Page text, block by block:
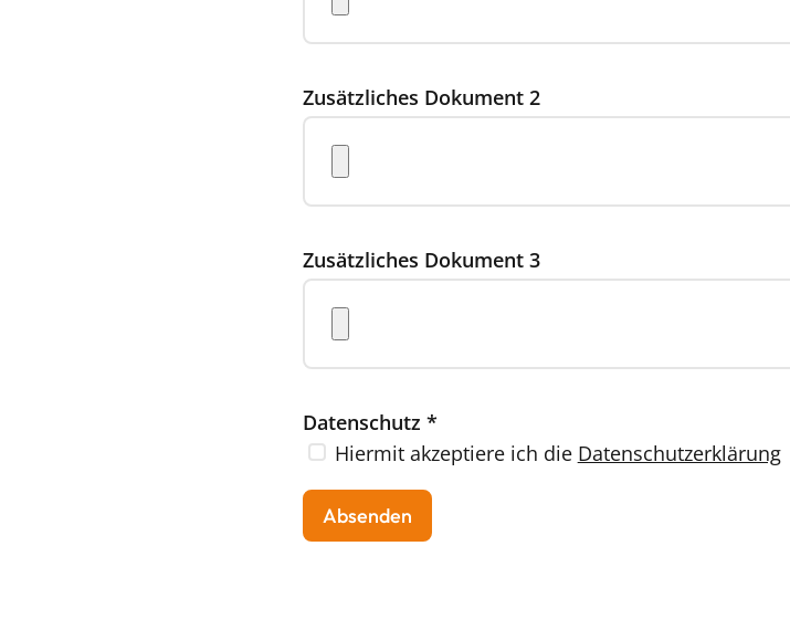
Zusätzliches Dokument 2
Zusätzliches Dokument 3
Datenschutz *
Hiermit akzeptiere ich die Datenschutzerklärung